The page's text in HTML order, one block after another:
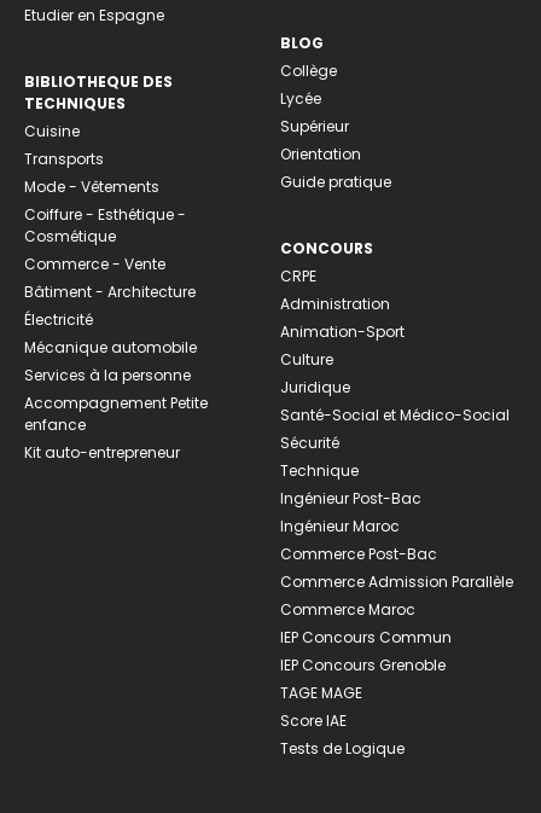
Etudier en Espagne
BIBLIOTHEQUE DES
TECHNIQUES
Cuisine
Transports
Mode - Vêtements
Coiffure - Esthétique -
Cosmétique
Commerce - Vente
Bâtiment - Architecture
Électricité
Mécanique automobile
Services à la personne
Accompagnement Petite
enfance
Kit auto-entrepreneur
BLOG
Collège
Lycée
Supérieur
Orientation
Guide pratique
CONCOURS
CRPE
Administration
Animation-Sport
Culture
Juridique
Santé-Social et Médico-Social
Sécurité
Technique
Ingénieur Post-Bac
Ingénieur Maroc
Commerce Post-Bac
Commerce Admission Parallèle
Commerce Maroc
IEP Concours Commun
IEP Concours Grenoble
TAGE MAGE
Score IAE
Tests de Logique